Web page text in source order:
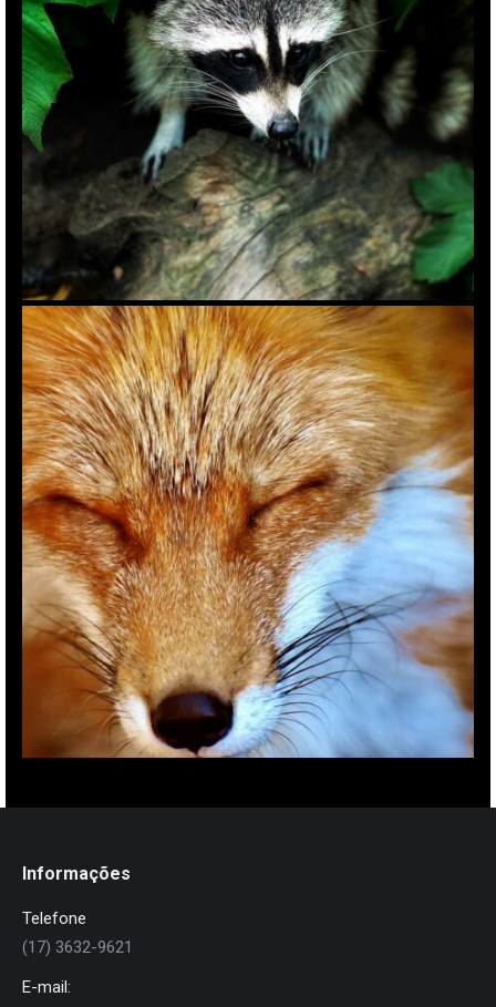
Informações
Telefone
(17) 3632-9621
E-mail: